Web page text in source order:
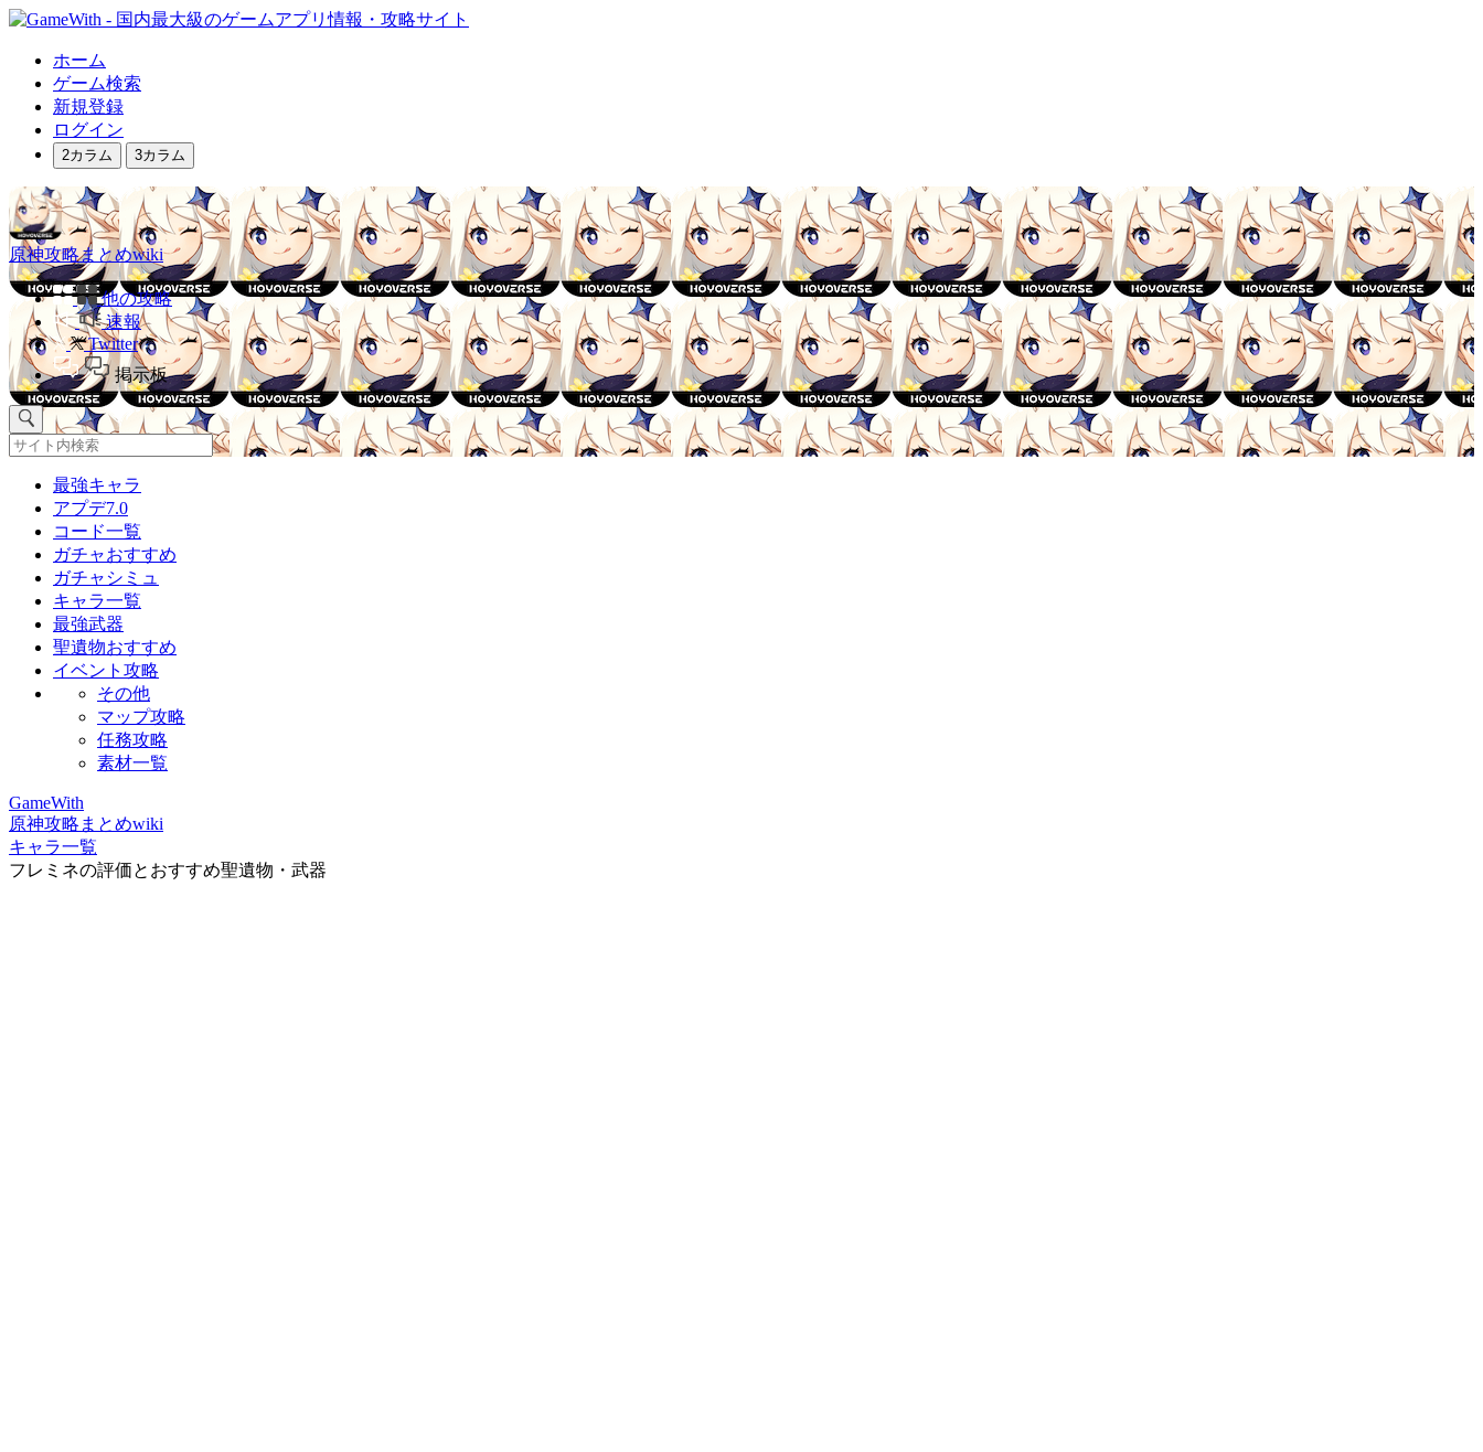
ホーム
ゲーム検索
新規登録
ログイン
2カラム 3カラム
原神攻略まとめwiki
他の攻略
速報
Twitter
掲示板
最強キャラ
アプデ7.0
コード一覧
ガチャおすすめ
ガチャシミュ
キャラ一覧
最強武器
聖遺物おすすめ
イベント攻略
その他
マップ攻略
任務攻略
素材一覧
GameWith
原神攻略まとめwiki
キャラ一覧
フレミネの評価とおすすめ聖遺物・武器